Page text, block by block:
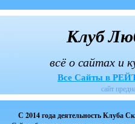
Клуб
всё о сайтах и
Все Сайты в
сайт
С 2014 года деятельность Клуба